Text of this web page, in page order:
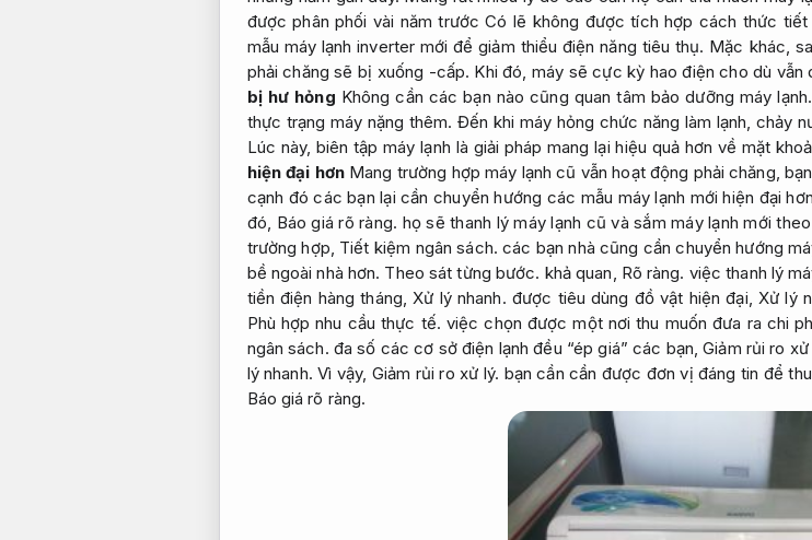
được phân phối vài năm trước Có lẽ không được tích hợp cách thức
mẫu máy lạnh inverter mới để giảm thiểu điện năng tiêu thụ. Mặc khác,
phải chăng sẽ bị xuống -cấp. Khi đó, máy sẽ cực kỳ hao điện cho dù vẫn
bị hư hỏng Không cần các bạn nào cũng quan tâm bảo dưỡng máy
thực trạng máy nặng thêm. Đến khi máy hỏng chức năng làm lạnh,
Lúc này, biên tập máy lạnh là giải pháp mang lại hiệu quả hơn về mặt
hiện đại hơnMang trường hợp máy lạnh cũ vẫn hoạt động phải chăng,
cạnh đó các bạn lại cần chuyển hướng các mẫu máy lạnh mới hiện đại
đó, Báo giá rõ ràng. họ sẽ thanh lý máy lạnh cũ và sắm máy lạnh mới
trường hợp, Tiết kiệm ngân sách. các bạn nhà cũng cần chuyển hướng
bề ngoài nhà hơn. Theo sát từng bước. khả quan, Rõ ràng. việc thanh lý
tiền điện hàng tháng,Xử lý nhanh. được tiêu dùng đồ vật hiện đại,Xử lý
Phù hợp nhu cầu thực tế. việc chọn được một nơi thu muốn đưa ra chi
ngân sách. đa số các cơ sở điện lạnh đều “ép giá” các bạn,Giảm rủi ro xử
lý nhanh. Vì vậy, Giảm rủi ro xử lý. bạn cần cần được đơn vị đáng tin để
Báo giá rõ ràng.